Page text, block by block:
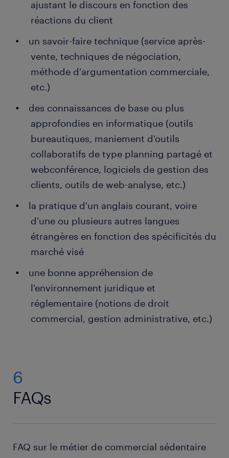
ajustant le discours en fonction des
réactions du client
un savoir-faire technique (service après-
vente, techniques de négociation,
méthode d'argumentation commerciale,
etc.)
des connaissances de base ou plus
approfondies en informatique (outils
bureautiques, maniement d'outils
collaboratifs de type planning partagé et
webconférence, logiciels de gestion des
clients, outils de web-analyse, etc.)
la pratique d'un anglais courant, voire
d'une ou plusieurs autres langues
étrangères en fonction des spécificités du
marché visé
une bonne appréhension de
l'environnement juridique et
réglementaire (notions de droit
commercial, gestion administrative, etc.)
6
FAQs
FAQ sur le métier de commercial sédentaire